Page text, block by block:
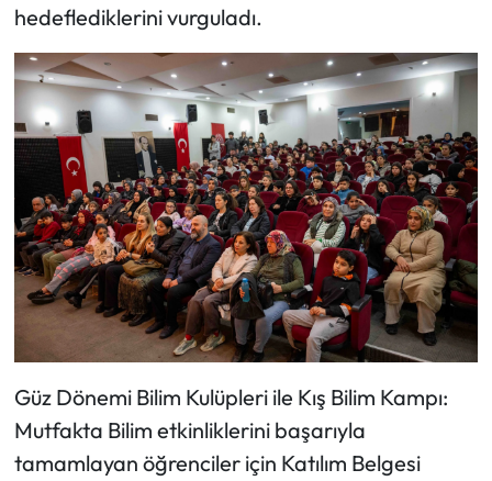
hedeflediklerini vurguladı.
Güz Dönemi Bilim Kulüpleri ile Kış Bilim Kampı:
Mutfakta Bilim etkinliklerini başarıyla
tamamlayan öğrenciler için Katılım Belgesi